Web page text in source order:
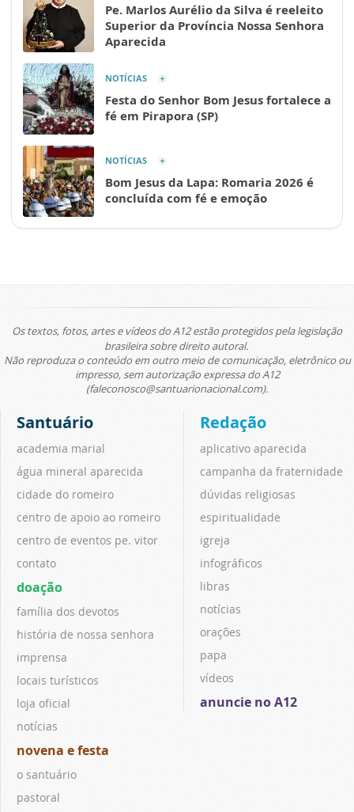
Pe. Marlos Aurélio da Silva é reeleito
Superior da Província Nossa Senhora
Aparecida
NOTÍCIAS
Festa do Senhor Bom Jesus fortalece a
fé em Pirapora (SP)
NOTÍCIAS
Bom Jesus da Lapa: Romaria 2026 é
concluída com fé e emoção
Os textos, fotos, artes e vídeos do A12 estão protegidos pela legislação
brasileira sobre direito autoral.
Não reproduza o conteúdo em outro meio de comunicação, eletrônico ou
impresso, sem autorização expressa do A12
(faleconosco@santuarionacional.com).
Santuário
academia marial
água mineral aparecida
cidade do romeiro
centro de apoio ao romeiro
centro de eventos pe. vitor
contato
doação
família dos devotos
história de nossa senhora
imprensa
locais turísticos
loja oficial
notícias
novena e festa
o santuário
pastoral
Redação
aplicativo aparecida
campanha da fraternidade
dúvidas religiosas
espiritualidade
igreja
infográficos
libras
notícias
orações
papa
vídeos
anuncie no A12